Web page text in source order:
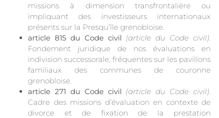
missions à dimension transfrontalière ou
impliquant des investisseurs internationaux
présents sur la Presqu’île grenobloise.
article 815 du Code civil (article du Code civil).
Fondement juridique de nos évaluations en
indivision successorale, fréquentes sur les pavillons
familiaux des communes de couronne
grenobloise.
article 271 du Code civil (article du Code civil).
Cadre des missions d’évaluation en contexte de
divorce et de fixation de la prestation